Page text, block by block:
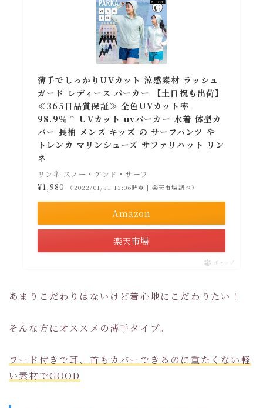
薄手でしっかりUVカット 涼感素材 ラッシュ
ガード レディース パーカー 【土日祝も出荷】
≪365日品質保証≫ 全色UVカット率
98.9％↑ UVカット uvパーカー 水着 体型カ
バー 長袖 メンズ キッズ の サーフパンツ や
トレンカ マリンシューズ サファリハット リン
ネ
リンネ スノー・アンド・サーフ
¥1,980
（2022/01/31 13:06時点 | 楽天市場調べ）
Amazon
楽天市場
ポチップ
あまりこだわりはないけど着心地にこだわりたい！
そんな方にオススメの薄手タイプ。
フード付きで耳、首もカバーできるのに重たくない軽
い素材でGOOD